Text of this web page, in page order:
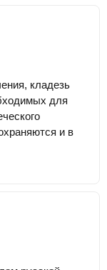
кладезь
для
и в